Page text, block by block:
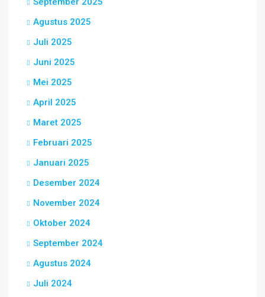
Agustus 2025
Juli 2025
Juni 2025
Mei 2025
April 2025
Maret 2025
Februari 2025
Januari 2025
Desember 2024
November 2024
Oktober 2024
September 2024
Agustus 2024
Juli 2024